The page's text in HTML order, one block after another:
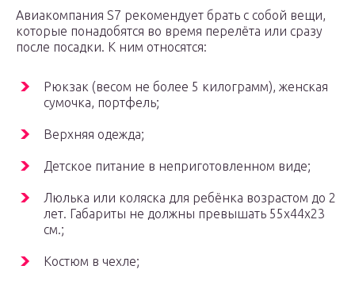
Авиакомпания S7 рекомендует брать с собой вещи,
которые понадобятся во время перелёта или сразу
после посадки. К ним относятся:
Рюкзак (весом не более 5 килограмм), женская
сумочка, портфель;
Верхняя одежда;
Детское питание в неприготовленном виде;
Люлька или коляска для ребёнка возрастом до 2
лет. Габариты не должны превышать 55х44х23
см.;
Костюм в чехле;